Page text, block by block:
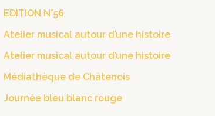
EDITION N°56
Atelier musical autour d’une histoire
Atelier musical autour d’une histoire
Médiathèque de Châtenois
Journée bleu blanc rouge